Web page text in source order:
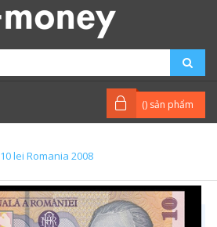
() sản phẩm
10 lei Romania 2008